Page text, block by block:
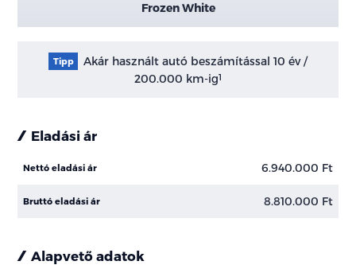
Frozen White
Tipp
Akár használt autó beszámítással 10 év /
200.000 km-ig1
Eladási ár
Nettó eladási ár 6.940.000 Ft
Bruttó eladási ár 8.810.000 Ft
Alapvető adatok